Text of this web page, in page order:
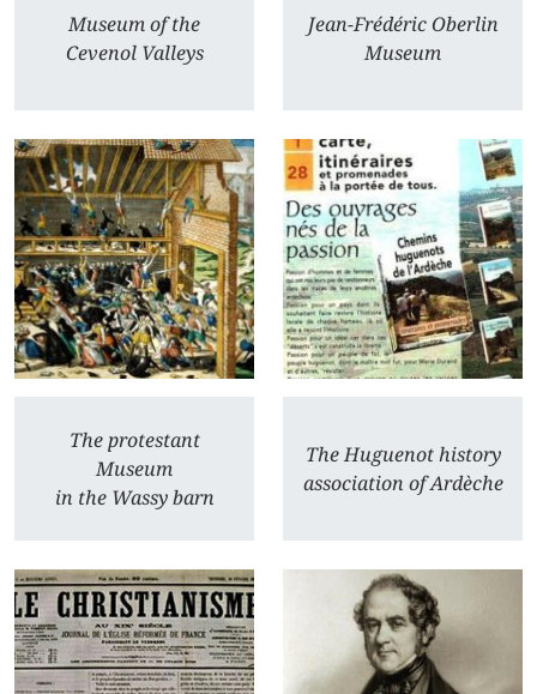
Museum of the
Cevenol Valleys
Jean-Frédéric Oberlin
Museum
The protestant
Museum
in the Wassy barn
The Huguenot history
association of Ardèche